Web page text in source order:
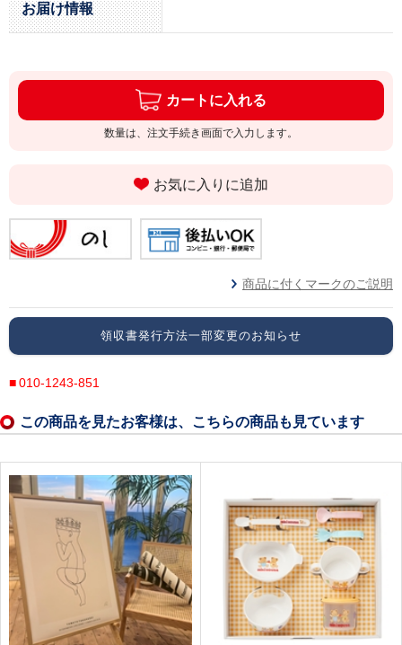
お届け情報
カートに入れる
数量は、注文手続き画面で入力します。
お気に入りに追加
商品に付くマークのご説明
領収書発行方法一部変更のお知らせ
010-1243-851
この商品を見たお客様は、こちらの商品も見ています